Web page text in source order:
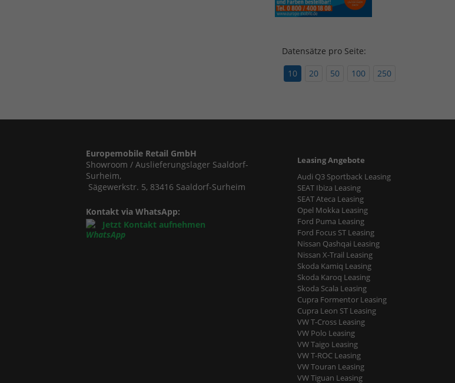
Datensätze pro Seite:
10
20 50 100 250
Europemobile Retail GmbH
Showroom / Auslieferungslager Saaldorf-
Surheim,
Sägewerkstr. 5, 83416 Saaldorf-Surheim
Kontakt via WhatsApp:
Jetzt Kontakt aufnehmen
Leasing Angebote
Audi Q3 Sportback Leasing
SEAT Ibiza Leasing
SEAT Ateca Leasing
Opel Mokka Leasing
Ford Puma Leasing
Ford Focus ST Leasing
Nissan Qashqai Leasing
Nissan X-Trail Leasing
Skoda Kamiq Leasing
Skoda Karoq Leasing
Skoda Scala Leasing
Cupra Formentor Leasing
Cupra Leon ST Leasing
VW T-Cross Leasing
VW Polo Leasing
VW Taigo Leasing
VW T-ROC Leasing
VW Touran Leasing
VW Tiguan Leasing